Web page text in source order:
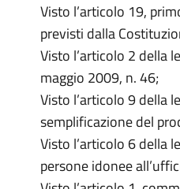
Visto l’articolo 19,
previsti dalla
Visto l’articolo 2 della
maggio 2009, n. 46;
Visto l’articolo 9 della
semplificazione del
Visto l’articolo 6 della
persone idonee